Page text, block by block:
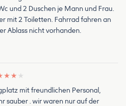
und 2 Duschen je Mann und Frau.
mit 2 Toiletten. Fahrrad fahren an
Ablass nicht vorhanden.
★ ★ ★
mit freundlichen Personal,
sauber . wir waren nur auf der